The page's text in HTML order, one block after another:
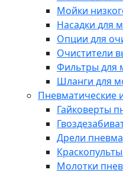
Мойки
Насадки для
Опции для
Очистители
Фильтры для
Шланги для
Пневматические
Гайковерты
Дрели
Молотки